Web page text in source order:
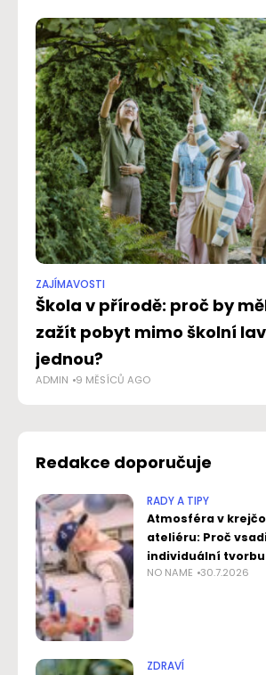
ZAJÍMAVOSTI
Škola v přírodě: proč by
zažít pobyt mimo školní
jednou?
ADMIN 9 MĚSÍCŮ AGO
Redakce doporučuje
RADY A TIPY
Atmosféra v
ateliéru: Proč
individuální tvorbu
NO NAME 30.7.2026
ZDRAVÍ